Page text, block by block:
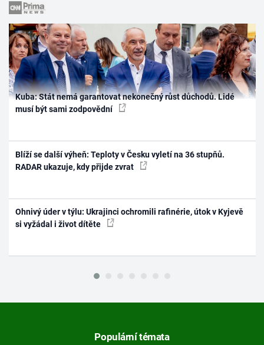
Kuba: Stát nemá garantovat nekonečný růst důchodů. Lidé
musí být sami zodpovědní
Blíží se další výheň: Teploty v Česku vyletí na 36 stupňů.
RADAR ukazuje, kdy přijde zvrat
Ohnivý úder v týlu: Ukrajinci ochromili rafinérie, útok v Kyjevě
si vyžádal i život dítěte
Populární témata